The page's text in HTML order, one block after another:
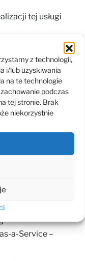
z technologii,
i/lub uzyskiwania
na te technologie
podczas
tej stronie. Brak
niekorzystnie
tej usługi
backupu
backupu danych,
backupu
replikacji
wykonania
systemu
wypadek trwałej
a-Service –